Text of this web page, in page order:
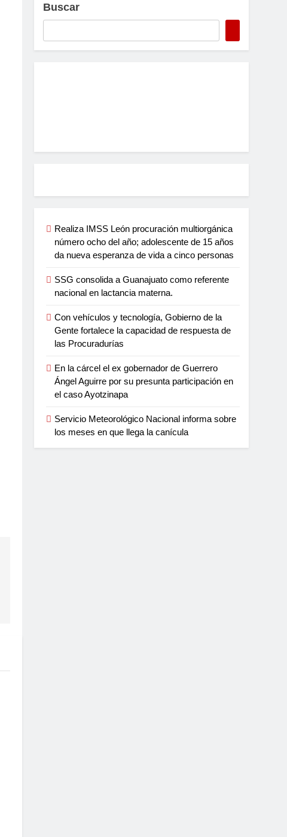
Buscar
Realiza IMSS León procuración multiorgánica
número ocho del año; adolescente de 15 años
da nueva esperanza de vida a cinco personas
SSG consolida a Guanajuato como referente
nacional en lactancia materna.
Con vehículos y tecnología, Gobierno de la
Gente fortalece la capacidad de respuesta de
las Procuradurías
En la cárcel el ex gobernador de Guerrero
Ángel Aguirre por su presunta participación en
el caso Ayotzinapa
Servicio Meteorológico Nacional informa sobre
los meses en que llega la canícula